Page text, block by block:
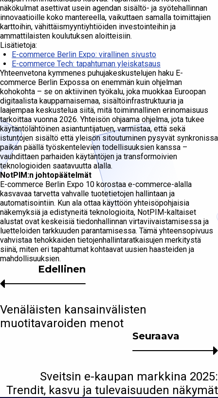
näkökulmat asettivat usein agendan sisältö- ja syötehallinnan
innovaatioille koko mantereella, vaikuttaen samalla toimittajien
karttoihin, vähittäismyyntiyhtiöiden investointeihin ja
ammattilaisten koulutuksen aloitteisiin.
Lisätietoja:
E-commerce Berlin Expo: virallinen sivusto
E-commerce Tech: tapahtuman yleiskatsaus
Yhteenvetona kymmenes puhujakeskustelujen haku E-
commerce Berlin Expossa on enemmän kuin ohjelman
kohokohta – se on aktiivinen työkalu, joka muokkaa Euroopan
digitaalista kauppamaisemaa, sisältöinfrastruktuuria ja
laajempaa keskustelua siitä, mitä toiminnallinen erinomaisuus
tarkoittaa vuonna 2026. Yhteisön ohjaama ohjelma, jota tukee
käytäntölähtöinen asiantuntijatuen, varmistaa, että sekä
istuntojen sisältö että yleisön sitoutuminen pysyvät synkronissa
paikan päällä työskentelevien todellisuuksien kanssa –
vauhdittaen parhaiden käytäntöjen ja transformoivien
teknologioiden saatavuutta alalla.
NotPIM:n johtopäätelmät
E-commerce Berlin Expo 10 korostaa e-commerce-alalla
kasvavaa tarvetta vahvalle tuotetietojen hallintaan ja
automatisointiin. Kun ala ottaa käyttöön yhteisöpohjaisia
näkemyksiä ja edistyneitä teknologioita, NotPIM-kaltaiset
alustat ovat keskeisiä tiedonhallinnan virtaviivaistamisessa ja
luetteloiden tarkkuuden parantamisessa. Tämä yhteensopivuus
vahvistaa tehokkaiden tietojenhallintaratkaisujen merkitystä
siinä, miten eri tapahtumat kohtaavat uusien haasteiden ja
mahdollisuuksien.
Seuraava
Sveitsin e-kaupan markkina 2025:
Trendit, kasvu ja tulevaisuuden näkymät
Edellinen
Venäläisten kansainvälisten
muotitavaroiden menot